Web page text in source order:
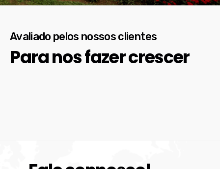
Avaliado pelos nossos clientes
Para nos fazer crescer